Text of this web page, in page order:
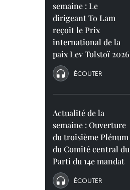
semaine : Le
dirigeant To Lam
reçoit le Prix
international de la
paix Lev Tolstoï 2026
ÉCOUTER
Actualité de la
semaine : Ouverture
du troisième Plénum
du Comité central du
Parti du 14e mandat
ÉCOUTER